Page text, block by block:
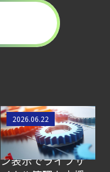
Sysdig Secure新機
能レビュー：EOLま
でのカウントダウ
ン表示でライフサ
2026.06.22